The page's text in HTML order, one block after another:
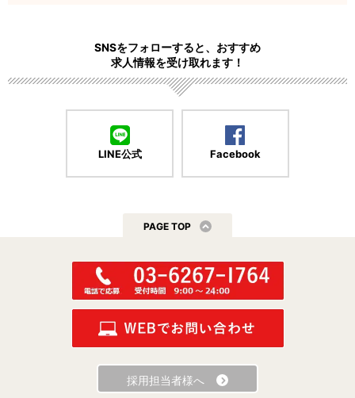
SNSをフォローすると、おすすめ
求人情報を受け取れます！
LINE公式 Facebook
PAGE TOP
採用担当者様へ